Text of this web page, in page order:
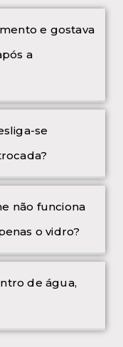
e gostava
a
se
não funciona
o vidro?
de água,